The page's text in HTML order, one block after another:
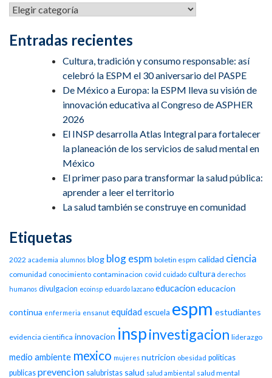
Entradas recientes
Cultura, tradición y consumo responsable: así
celebró la ESPM el 30 aniversario del PASPE
De México a Europa: la ESPM lleva su visión de
innovación educativa al Congreso de ASPHER
2026
El INSP desarrolla Atlas Integral para fortalecer
la planeación de los servicios de salud mental en
México
El primer paso para transformar la salud pública:
aprender a leer el territorio
La salud también se construye en comunidad
Etiquetas
2022 academia alumnos blog blog espm boletin espm calidad ciencia
comunidad conocimiento contaminacion covid cuidado cultura derechos
humanos divulgacion ecoinsp eduardo lazcano educacion educacion
continua enfermeria ensanut equidad escuela espm estudiantes
evidencia cientifica innovacion inspinvestigacion liderazgo
medio ambiente mexico mujeres nutricion obesidad politicas
publicas prevencion salubristas salud salud ambiental salud mental